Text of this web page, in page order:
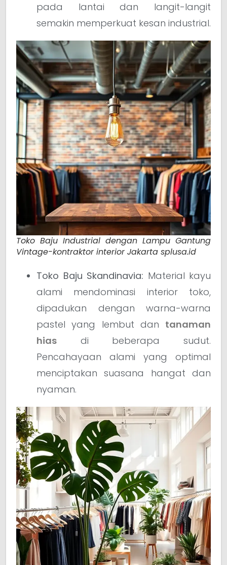
pada lantai dan langit-langit
semakin memperkuat kesan industrial.
Toko Baju Industrial dengan Lampu Gantung
Vintage-kontraktor interior Jakarta splusa.id
Toko Baju Skandinavia: Material kayu
alami mendominasi interior toko,
dipadukan dengan warna-warna
pastel yang lembut dan tanaman
hias di beberapa sudut.
Pencahayaan alami yang optimal
menciptakan suasana hangat dan
nyaman.